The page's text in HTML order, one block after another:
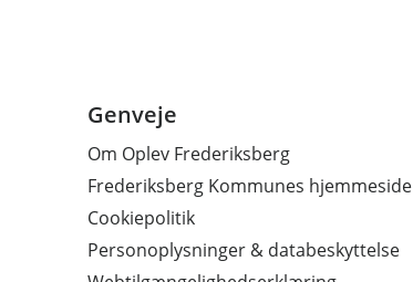
Genveje
Om Oplev Frederiksberg
Frederiksberg Kommunes hjemmeside
Cookiepolitik
Personoplysninger & databeskyttelse